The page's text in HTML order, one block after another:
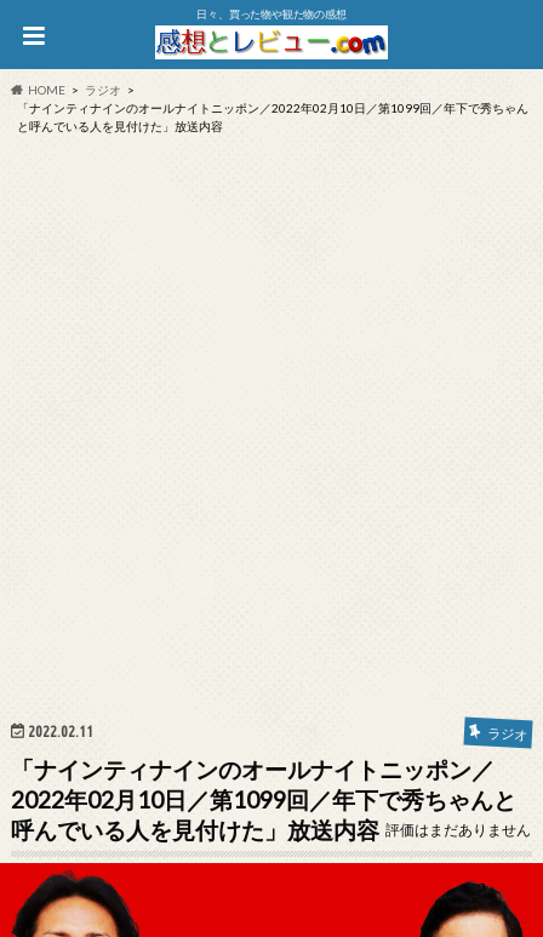
日々、買った物や観た物の感想
HOME
ラジオ
「ナインティナインのオールナイトニッポン／2022年02月10日／第1099回／年下で秀ちゃん
と呼んでいる人を見付けた」放送内容
2022.02.11 ラジオ
「ナインティナインのオールナイトニッポン／
2022年02月10日／第1099回／年下で秀ちゃんと
呼んでいる人を見付けた」放送内容 評価はまだありません